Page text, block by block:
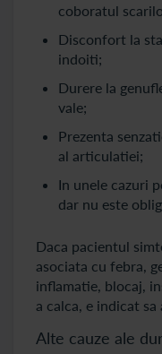
coboratul
Disconfort la
indoiti;
Durere la
vale;
Prezenta
al articulatiei;
In unele cazuri
dar nu este
Daca pacientul
asociata cu febra,
inflamatie, blocaj,
a calca, e indicat sa
Alte cauze ale